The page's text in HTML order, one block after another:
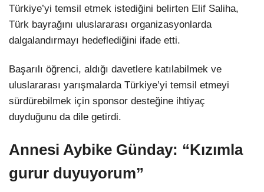
Türkiye’yi temsil etmek istediğini belirten Elif Saliha,
Türk bayrağını uluslararası organizasyonlarda
dalgalandırmayı hedeflediğini ifade etti.
Başarılı öğrenci, aldığı davetlere katılabilmek ve
uluslararası yarışmalarda Türkiye’yi temsil etmeyi
sürdürebilmek için sponsor desteğine ihtiyaç
duyduğunu da dile getirdi.
Annesi Aybike Günday: “Kızımla
gurur duyuyorum”